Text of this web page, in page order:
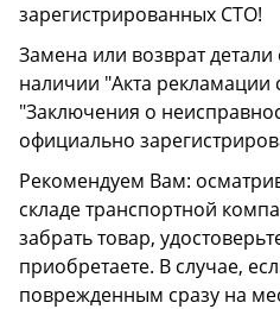
зарегистрированных СТО!
Замена или возврат детали
наличии "Акта рекламации
"Заключения о
официально
Рекомендуем Вам:
складе транспортной
забрать товар,
приобретаете. В случае,
поврежденным сразу на